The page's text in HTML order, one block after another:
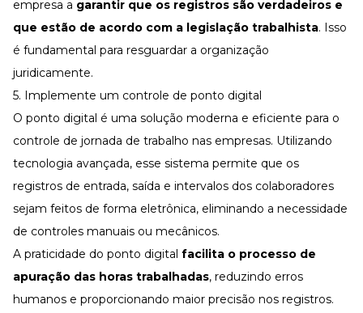
empresa a garantir que os registros são verdadeiros e
que estão de acordo com a legislação trabalhista. Isso
é fundamental para resguardar a organização
juridicamente.
5. Implemente um controle de ponto digital
O ponto digital é uma solução moderna e eficiente para o
controle de jornada de trabalho nas empresas. Utilizando
tecnologia avançada, esse sistema permite que os
registros de entrada, saída e intervalos dos colaboradores
sejam feitos de forma eletrônica, eliminando a necessidade
de controles manuais ou mecânicos.
A praticidade do ponto digital facilita o processo de
apuração das horas trabalhadas, reduzindo erros
humanos e proporcionando maior precisão nos registros.